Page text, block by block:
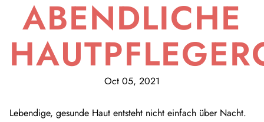
ABENDLICHE
Oct 05, 2021
Lebendige, gesunde Haut entsteht nicht einfach über Nacht.